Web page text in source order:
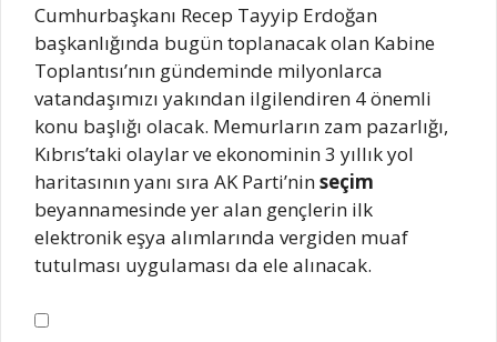
Cumhurbaşkanı Recep Tayyip Erdoğan
başkanlığında bugün toplanacak olan Kabine
Toplantısı’nın gündeminde milyonlarca
vatandaşımızı yakından ilgilendiren 4 önemli
konu başlığı olacak. Memurların zam pazarlığı,
Kıbrıs’taki olaylar ve ekonominin 3 yıllık yol
haritasının yanı sıra AK Parti’ninseçim
beyannamesinde yer alan gençlerin ilk
elektronik eşya alımlarında vergiden muaf
tutulması uygulaması da ele alınacak.